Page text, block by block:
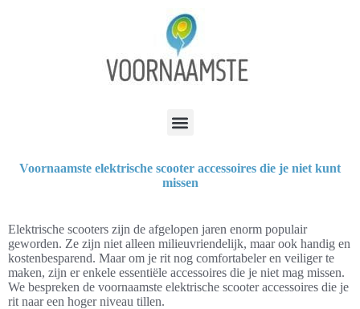
Voornaamste elektrische scooter accessoires die je niet kunt
missen
Elektrische scooters zijn de afgelopen jaren enorm populair
geworden. Ze zijn niet alleen milieuvriendelijk, maar ook handig en
kostenbesparend. Maar om je rit nog comfortabeler en veiliger te
maken, zijn er enkele essentiële accessoires die je niet mag missen.
We bespreken de voornaamste elektrische scooter accessoires die je
rit naar een hoger niveau tillen.